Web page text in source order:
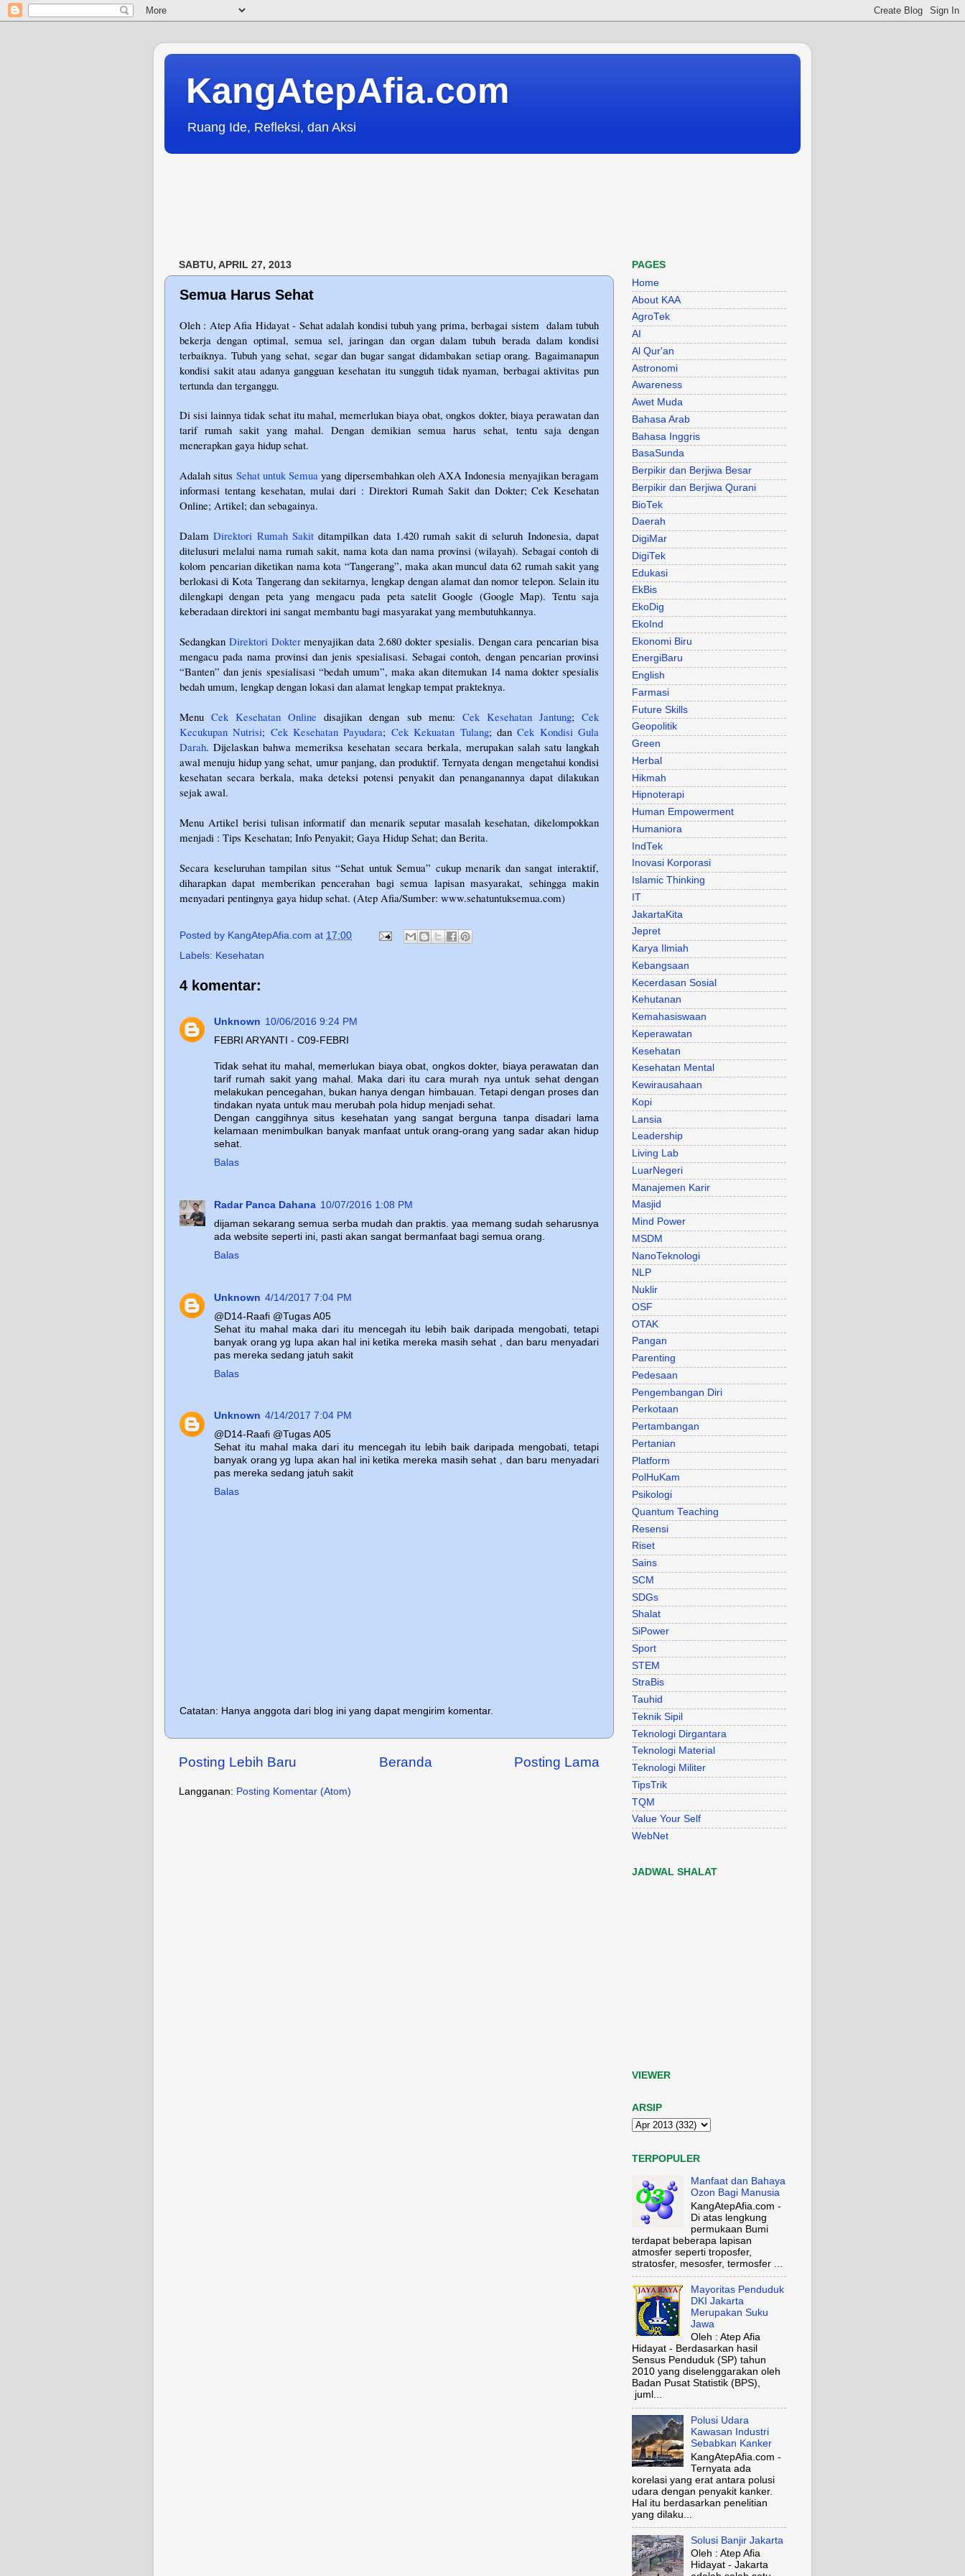
KangAtepAfia.com
Ruang Ide, Refleksi, dan Aksi
SABTU, APRIL 27, 2013
Semua Harus Sehat
Oleh : Atep Afia Hidayat - Sehat adalah kondisi tubuh yang prima, berbagai sistem dalam tubuh
bekerja dengan optimal, semua sel, jaringan dan organ dalam tubuh berada dalam kondisi
terbaiknya. Tubuh yang sehat, segar dan bugar sangat didambakan setiap orang. Bagaimanapun
kondisi sakit atau adanya gangguan kesehatan itu sungguh tidak nyaman, berbagai aktivitas pun
tertunda dan terganggu.
Di sisi lainnya tidak sehat itu mahal, memerlukan biaya obat, ongkos dokter, biaya perawatan dan
tarif rumah sakit yang mahal. Dengan demikian semua harus sehat, tentu saja dengan
menerapkan gaya hidup sehat.
Adalah situs Sehat untuk Semua yang dipersembahkan oleh AXA Indonesia menyajikan beragam
informasi tentang kesehatan, mulai dari : Direktori Rumah Sakit dan Dokter; Cek Kesehatan
Online; Artikel; dan sebagainya.
DalamDirektori Rumah Sakit ditampilkan data 1.420 rumah sakit di seluruh Indonesia, dapat
ditelusuri melalui nama rumah sakit, nama kota dan nama provinsi (wilayah). Sebagai contoh di
kolom pencarian diketikan nama kota “Tangerang”, maka akan muncul data 62 rumah sakit yang
berlokasi di Kota Tangerang dan sekitarnya, lengkap dengan alamat dan nomor telepon. Selain itu
dilengkapi dengan peta yang mengacu pada peta satelit Google (Google Map). Tentu saja
keberadaan direktori ini sangat membantu bagi masyarakat yang membutuhkannya.
Sedangkan Direktori Doktermenyajikan data 2.680 dokter spesialis. Dengan cara pencarian bisa
mengacu pada nama provinsi dan jenis spesialisasi. Sebagai contoh, dengan pencarian provinsi
“Banten” dan jenis spesialisasi “bedah umum”, maka akan ditemukan 14 nama dokter spesialis
bedah umum, lengkap dengan lokasi dan alamat lengkap tempat prakteknya.
MenuCek Kesehatan Online disajikan dengan sub menu: Cek Kesehatan Jantung;Cek
Kecukupan Nutrisi; Cek Kesehatan Payudara; Cek Kekuatan Tulang; danCek Kondisi Gula
Darah. Dijelaskan bahwa memeriksa kesehatan secara berkala, merupakan salah satu langkah
awal menuju hidup yang sehat, umur panjang, dan produktif. Ternyata dengan mengetahui kondisi
kesehatan secara berkala, maka deteksi potensi penyakit dan penanganannya dapat dilakukan
sejak awal.
Menu Artikel berisi tulisan informatif dan menarik seputar masalah kesehatan, dikelompokkan
menjadi : Tips Kesehatan; Info Penyakit; Gaya Hidup Sehat; dan Berita.
Secara keseluruhan tampilan situs “Sehat untuk Semua” cukup menarik dan sangat interaktif,
diharapkan dapat memberikan pencerahan bagi semua lapisan masyarakat, sehingga makin
menyadari pentingnya gaya hidup sehat. (Atep Afia/Sumber: www.sehatuntuksemua.com)
Posted by KangAtepAfia.com at 17:00
Labels: Kesehatan
4 komentar:
Unknown 10/06/2016 9:24 PM
FEBRI ARYANTI - C09-FEBRI
Tidak sehat itu mahal, memerlukan biaya obat, ongkos dokter, biaya perawatan dan
tarif rumah sakit yang mahal. Maka dari itu cara murah nya untuk sehat dengan
melakukan pencegahan, bukan hanya dengan himbauan. Tetapi dengan proses dan
tindakan nyata untuk mau merubah pola hidup menjadi sehat.
Dengan canggihnya situs kesehatan yang sangat berguna tanpa disadari lama
kelamaan menimbulkan banyak manfaat untuk orang-orang yang sadar akan hidup
sehat.
Balas
Radar Panca Dahana 10/07/2016 1:08 PM
dijaman sekarang semua serba mudah dan praktis. yaa memang sudah seharusnya
ada website seperti ini, pasti akan sangat bermanfaat bagi semua orang.
Balas
Unknown 4/14/2017 7:04 PM
@D14-Raafi @Tugas A05
Sehat itu mahal maka dari itu mencegah itu lebih baik daripada mengobati, tetapi
banyak orang yg lupa akan hal ini ketika mereka masih sehat , dan baru menyadari
pas mereka sedang jatuh sakit
Balas
Unknown 4/14/2017 7:04 PM
@D14-Raafi @Tugas A05
Sehat itu mahal maka dari itu mencegah itu lebih baik daripada mengobati, tetapi
banyak orang yg lupa akan hal ini ketika mereka masih sehat , dan baru menyadari
pas mereka sedang jatuh sakit
Balas
Catatan: Hanya anggota dari blog ini yang dapat mengirim komentar.
Posting Lebih Baru Posting Lama
Beranda
Langganan: Posting Komentar (Atom)
PAGES
Home
About KAA
AgroTek
AI
Al Qur'an
Astronomi
Awareness
Awet Muda
Bahasa Arab
Bahasa Inggris
BasaSunda
Berpikir dan Berjiwa Besar
Berpikir dan Berjiwa Qurani
BioTek
Daerah
DigiMar
DigiTek
Edukasi
EkBis
EkoDig
EkoInd
Ekonomi Biru
EnergiBaru
English
Farmasi
Future Skills
Geopolitik
Green
Herbal
Hikmah
Hipnoterapi
Human Empowerment
Humaniora
IndTek
Inovasi Korporasi
Islamic Thinking
IT
JakartaKita
Jepret
Karya Ilmiah
Kebangsaan
Kecerdasan Sosial
Kehutanan
Kemahasiswaan
Keperawatan
Kesehatan
Kesehatan Mental
Kewirausahaan
Kopi
Lansia
Leadership
Living Lab
LuarNegeri
Manajemen Karir
Masjid
Mind Power
MSDM
NanoTeknologi
NLP
Nuklir
OSF
OTAK
Pangan
Parenting
Pedesaan
Pengembangan Diri
Perkotaan
Pertambangan
Pertanian
Platform
PolHuKam
Psikologi
Quantum Teaching
Resensi
Riset
Sains
SCM
SDGs
Shalat
SiPower
Sport
STEM
StraBis
Tauhid
Teknik Sipil
Teknologi Dirgantara
Teknologi Material
Teknologi Militer
TipsTrik
TQM
Value Your Self
WebNet
JADWAL SHALAT
VIEWER
ARSIP
TERPOPULER
Manfaat dan Bahaya
Ozon Bagi Manusia
KangAtepAfia.com -
Di atas lengkung
permukaan Bumi
terdapat beberapa lapisan
atmosfer seperti troposfer,
stratosfer, mesosfer, termosfer ...
Mayoritas Penduduk
DKI Jakarta
Merupakan Suku
Jawa
Oleh : Atep Afia
Hidayat - Berdasarkan hasil
Sensus Penduduk (SP) tahun
2010 yang diselenggarakan oleh
Badan Pusat Statistik (BPS),
juml...
Polusi Udara
Kawasan Industri
Sebabkan Kanker
KangAtepAfia.com -
Ternyata ada
korelasi yang erat antara polusi
udara dengan penyakit kanker.
Hal itu berdasarkan penelitian
yang dilaku...
Solusi Banjir Jakarta
Oleh : Atep Afia
Hidayat - Jakarta